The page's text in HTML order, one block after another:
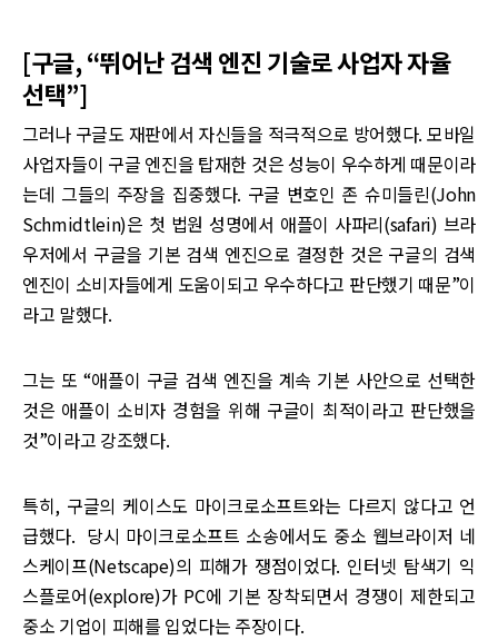
[구글, “뛰어난 검색 엔진 기술로 사업자 자율
선택”]
그러나 구글도 재판에서 자신들을 적극적으로 방어했다. 모바일
사업자들이 구글 엔진을 탑재한 것은 성능이 우수하게 때문이라
는데 그들의 주장을 집중했다. 구글 변호인 존 슈미들린(John
Schmidtlein)은 첫 법원 성명에서 애플이 사파리(safari) 브라
우저에서 구글을 기본 검색 엔진으로 결정한 것은 구글의 검색
엔진이 소비자들에게 도움이되고 우수하다고 판단했기 때문”이
라고 말했다.
그는 또 “애플이 구글 검색 엔진을 계속 기본 사안으로 선택한
것은 애플이 소비자 경험을 위해 구글이 최적이라고 판단했을
것”이라고 강조했다.
특히, 구글의 케이스도 마이크로소프트와는 다르지 않다고 언
급했다. 당시 마이크로소프트 소송에서도 중소 웹브라이저 네
스케이프(Netscape)의 피해가 쟁점이었다. 인터넷 탐색기 익
스플로어(explore)가 PC에 기본 장착되면서 경쟁이 제한되고
중소 기업이 피해를 입었다는 주장이다.